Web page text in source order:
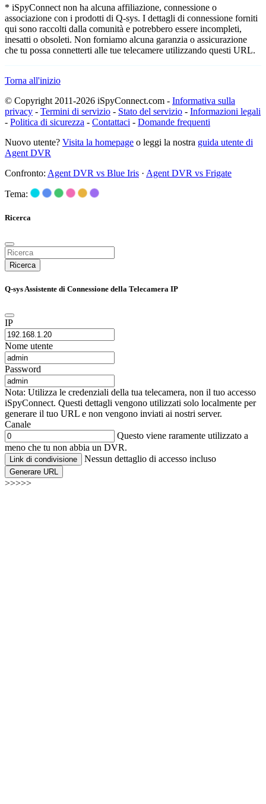
* iSpyConnect non ha alcuna affiliazione, connessione o
associazione con i prodotti di Q-sys. I dettagli di connessione forniti
qui sono raccolti dalla comunità e potrebbero essere incompleti,
inesatti o obsoleti. Non forniamo alcuna garanzia o assicurazione
che tu possa connetterti alle tue telecamere utilizzando questi URL.
Torna all'inizio
© Copyright 2011-2026 iSpyConnect.com - Informativa sulla
privacy - Termini di servizio - Stato del servizio - Informazioni legali
- Politica di sicurezza - Contattaci - Domande frequenti
Nuovo utente? Visita la homepage o leggi la nostra guida utente di
Agent DVR
Confronto: Agent DVR vs Blue Iris · Agent DVR vs Frigate
Tema:
Ricerca
Ricerca
Q-sys Assistente di Connessione della Telecamera IP
IP
Nome utente
Password
Nota: Utilizza le credenziali della tua telecamera, non il tuo accesso
iSpyConnect. Questi dettagli vengono utilizzati solo localmente per
generare il tuo URL e non vengono inviati ai nostri server.
Canale
Questo viene raramente utilizzato a
meno che tu non abbia un DVR.
Link di condivisione Nessun dettaglio di accesso incluso
Generare URL
>>>>>